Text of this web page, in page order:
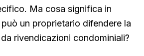
Ma cosa significa in
un proprietario difendere la
rivendicazioni condominiali?